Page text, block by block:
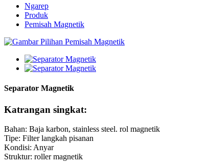
Ngarep
Produk
Pemisah Magnetik
Separator Magnetik
Katrangan singkat:
Bahan: Baja karbon, stainless steel. rol magnetik
Tipe: Filter langkah pisanan
Kondisi: Anyar
Struktur: roller magnetik